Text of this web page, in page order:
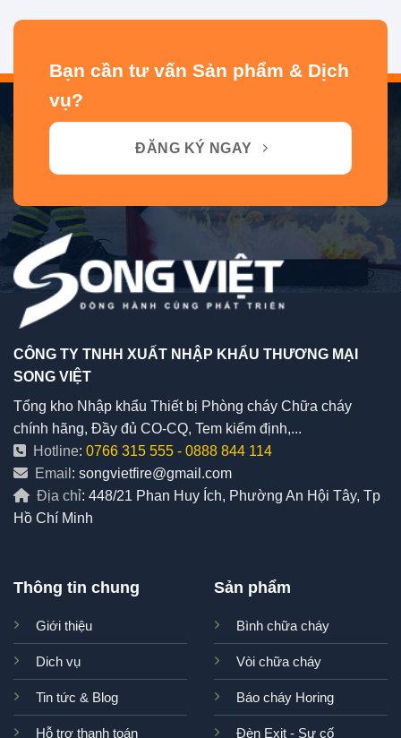
Bạn cần tư vấn Sản phẩm & Dịch
vụ?
ĐĂNG KÝ NGAY
CÔNG TY TNHH XUẤT NHẬP KHẨU THƯƠNG MẠI
SONG VIỆT
Tổng kho Nhập khẩu Thiết bị Phòng cháy Chữa cháy
chính hãng, Đầy đủ CO-CQ, Tem kiểm định,...
Hotline: 0766 315 555 - 0888 844 114
Email : songvietfire@gmail.com
Địa chỉ: 448/21 Phan Huy Ích, Phường An Hội Tây, Tp
Hồ Chí Minh
Thông tin chung
Giới thiệu
Dich vụ
Tin tức & Blog
Hỗ trợ thanh toán
Sản phẩm
Bình chữa cháy
Vòi chữa cháy
Báo cháy Horing
Đèn Exit - Sự cố